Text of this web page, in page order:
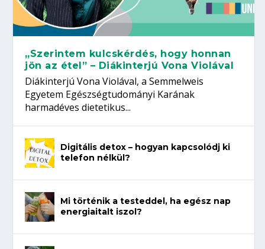
„Szerintem kulcskérdés, hogy honnan
jön az étel” – Diákinterjú Vona Violával
Diákinterjú Vona Violával, a Semmelweis
Egyetem Egészségtudományi Karának
harmadéves dietetikus...
Digitális detox – hogyan kapcsolódj ki
telefon nélkül?
Mi történik a testeddel, ha egész nap
energiaitalt iszol?